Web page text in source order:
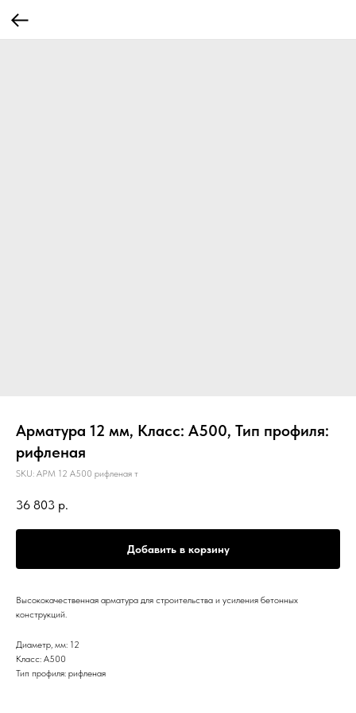
Арматура 12 мм, Класс: А500, Тип профиля:
рифленая
SKU: АРМ 12 А500 рифленая т
36 803 р.
Добавить в корзину
Высококачественная арматура для строительства и усиления бетонных
конструкций.
Диаметр, мм: 12
Класс: А500
Тип профиля: рифленая